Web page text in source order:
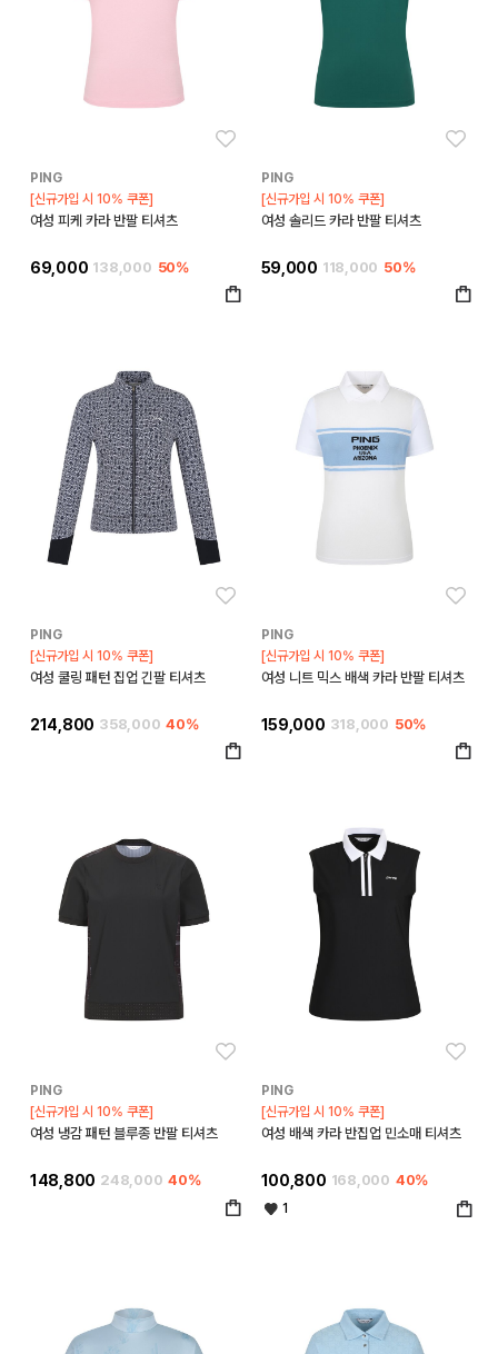
PING
[신규가입 시 10% 쿠폰]
여성 피케 카라 반팔 티셔츠
69,000 138,000 50%
PING
[신규가입 시 10% 쿠폰]
여성 솔리드 카라 반팔 티셔츠
59,000 118,000 50%
PING
[신규가입 시 10% 쿠폰]
여성 쿨링 패턴 집업 긴팔 티셔츠
214,800 358,000 40%
PING
[신규가입 시 10% 쿠폰]
여성 니트 믹스 배색 카라 반팔 티셔츠
159,000 318,000 50%
PING
[신규가입 시 10% 쿠폰]
여성 냉감 패턴 블루종 반팔 티셔츠
148,800 248,000 40%
PING
[신규가입 시 10% 쿠폰]
여성 배색 카라 반집업 민소매 티셔츠
100,800 168,000 40%
1